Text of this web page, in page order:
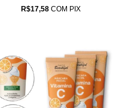
R$17,58 COM PIX